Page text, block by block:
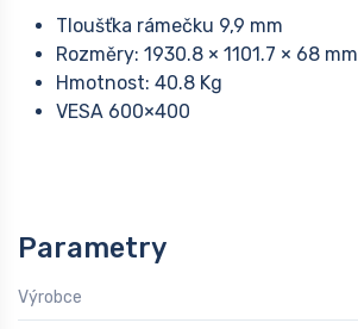
Tloušťka rámečku 9,9 mm
Rozměry: 1930.8 × 1101.7 × 68 mm
Hmotnost: 40.8 Kg
VESA 600×400
Parametry
Výrobce